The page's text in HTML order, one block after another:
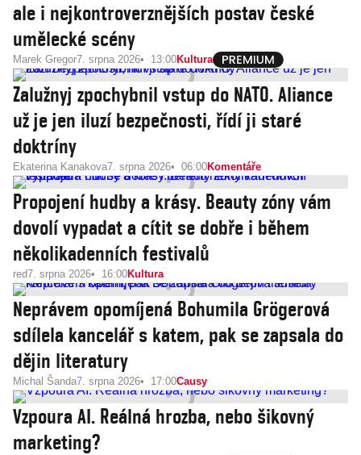
ale i nejkontroverznějších postav české
umělecké scény
Marek Gregor7. srpna 2026 13:00Kultura
Zalužnyj zpochybnil vstup do NATO. Aliance
už je jen iluzí bezpečnosti, řídí ji staré
doktríny
Ekaterina Kanakova7. srpna 2026 06:00Komentáře
Propojení hudby a krásy. Beauty zóny vám
dovolí vypadat a cítit se dobře i během
několikadenních festivalů
red7. srpna 2026 16:00Kultura
Neprávem opomíjená Bohumila Grögerová
sdílela kancelář s katem, pak se zapsala do
dějin literatury
Michal Šanda7. srpna 2026 17:00Causy
Vzpoura AI. Reálná hrozba, nebo šikovný
marketing?